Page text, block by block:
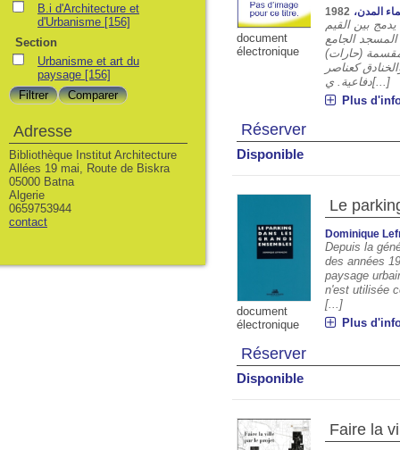
document
électronique
المدن، 1982
يدمج بين القيم
المسجد الجامع
مقسمة (حارات)
كعناصر
دفاعية. ي[...]
Plus
Réserver
Disponible
document
électronique
Le
Dominique
Depuis la
des années
paysage
n'est utilisée
[...]
Plus
Réserver
Disponible
Faire la
B.i d'Architecture et
d'Urbanisme [156]
Section
Urbanisme et art du
paysage [156]
Adresse
Bibliothèque Institut Architecture
Allées 19 mai, Route de Biskra
05000 Batna
Algerie
0659753944
contact